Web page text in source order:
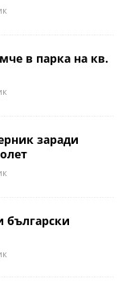
в парка на кв.
заради
български